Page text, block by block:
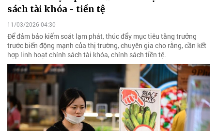
sách tài khóa - tiền tệ
11/03/2026 04:30
Để đảm bảo kiểm soát lạm phát, thúc đẩy mục tiêu tăng trưởng
trước biến động mạnh của thị trường, chuyên gia cho rằng, cần kết
hợp linh hoạt chính sách tài khóa, chính sách tiền tệ.